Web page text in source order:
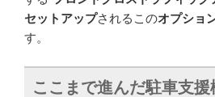
セットアップされるこのオプショ
す。
ここまで進んだ駐車支